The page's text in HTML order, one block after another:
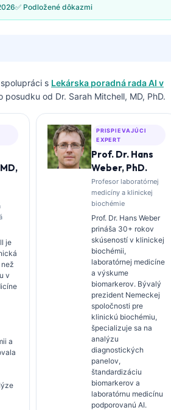
✅ Podložené dôkazmi
s Lekárska poradná rada AI v
od Dr. Sarah Mitchell, MD, PhD.
je
v
a
PRISPIEVAJÚCI
EXPERT
Prof. Dr. Hans
Weber, PhD.
Profesor laboratórnej
medicíny a klinickej
biochémie
Prof. Dr. Hans Weber
prináša 30+ rokov
skúseností v klinickej
biochémii,
laboratórnej medicíne
a výskume
biomarkerov. Bývalý
prezident Nemeckej
spoločnosti pre
klinickú biochémiu,
špecializuje sa na
analýzu
diagnostických
panelov,
štandardizáciu
biomarkerov a
laboratórnu medicínu
podporovanú AI.